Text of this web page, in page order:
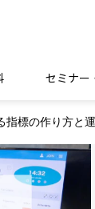
セミナー
指標の作り方と